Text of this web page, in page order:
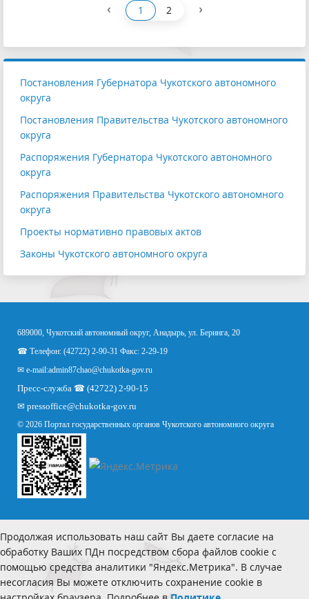
‹ 1 2 ›
Постановления Губернатора Чукотского автономного
округа
Постановления Правительства Чукотского автономного
округа
Распоряжения Губернатора Чукотского автономного
округа
Распоряжения Правительства Чукотского автономного
округа
Проекты нормативно правовых актов
Законы Чукотского автономного округа
689000, Чукотский автономный округ, Анадырь, ул. Беринга, 20
☎ Телефон: (42722) 2-90-31 Факс: 2-29-19
✉ e-mail:admin87chao@chukotka-gov.ru
Пресс-служба ☎ (42722) 2-90-15
✉ pressoffice@chukotka-gov.ru
© 2026 Портал государственных органов Чукотского автономного округа
Продолжая использовать наш сайт Вы даете согласие на
обработку Ваших ПДн посредством сбора файлов cookie с
помощью средства аналитики "Яндекс.Метрика". В случае
несогласия Вы можете отключить сохранение cookie в